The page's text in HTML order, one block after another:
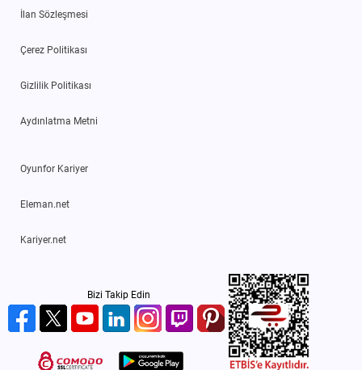
İlan Sözleşmesi
Çerez Politikası
Gizlilik Politikası
Aydınlatma Metni
Oyunfor Kariyer
Eleman.net
Kariyer.net
Bizi Takip Edin